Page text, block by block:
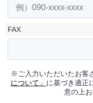
FAX
※ご入力いただいたお客
について」 に基づき適正
意の上